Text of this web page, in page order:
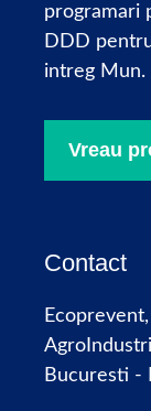
programari
DDD
intreg Mun.
Vreau
Contact
Bucuresti -